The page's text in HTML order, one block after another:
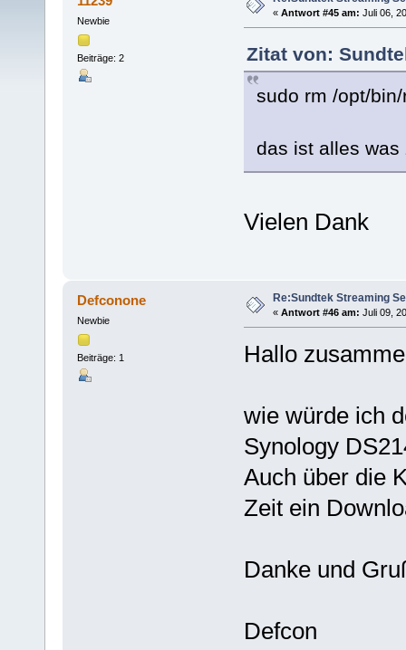
Newbie
Beiträge: 2
« Antwort #45 am: Juli 06,
Zitat von:
sudo rm /opt/
das ist alles was
Vielen Dank
Defconone
Newbie
Beiträge: 1
Re:Sundtek Streaming
« Antwort #46 am: Juli 09,
Hallo
wie würde ich
Synology
Auch über die
Zeit ein
Danke und
Defcon